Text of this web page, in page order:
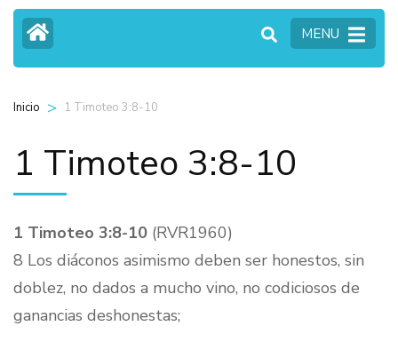
MENU
Inicio > 1 Timoteo 3:8-10
1 Timoteo 3:8-10
1 Timoteo 3:8-10 (RVR1960)
8 Los diáconos asimismo deben ser honestos, sin
doblez, no dados a mucho vino, no codiciosos de
ganancias deshonestas;